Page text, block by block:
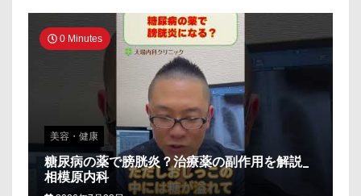
0 Minutes
美容・健康
糖尿病の薬で膀胱炎？治療薬の副作用を解説_
相模原内科